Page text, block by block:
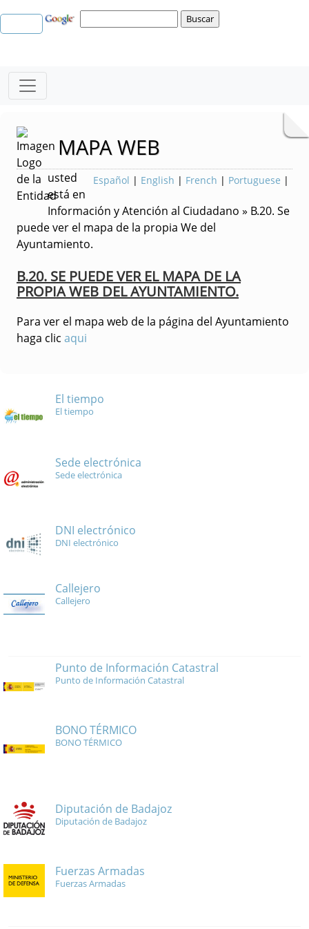
MAPA WEB
Español | English | French | Portuguese |
usted
está en
Información y Atención al Ciudadano » B.20. Se
puede ver el mapa de la propia We del
Ayuntamiento.
B.20. SE PUEDE VER EL MAPA DE LA
PROPIA WEB DEL AYUNTAMIENTO.
Para ver el mapa web de la página del Ayuntamiento
haga clic aqui
El tiempo
El tiempo
Sede electrónica
Sede electrónica
DNI electrónico
DNI electrónico
Callejero
Callejero
Punto de Información Catastral
Punto de Información Catastral
BONO TÉRMICO
BONO TÉRMICO
Diputación de Badajoz
Diputación de Badajoz
Fuerzas Armadas
Fuerzas Armadas